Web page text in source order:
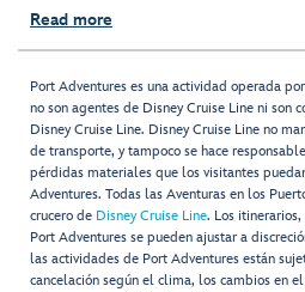
Read more
Port Adventures es una actividad operada
no son agentes de Disney Cruise Line ni son
Disney Cruise Line. Disney Cruise Line no
de transporte, y tampoco se hace
pérdidas materiales que los visitantes
Adventures. Todas las Aventuras en los
crucero de Disney Cruise Line. Los
Port Adventures se pueden ajustar a
las actividades de Port Adventures están
cancelación según el clima, los cambios en